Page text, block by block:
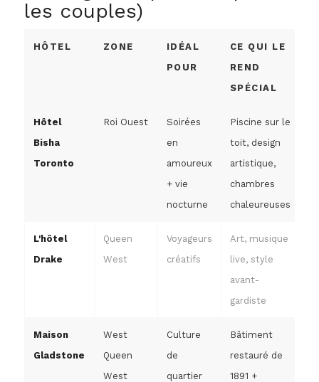
les couples)
HÔTEL ZONE
IDÉAL
POUR
CE QUI LE
REND
SPÉCIAL
Hôtel
Bisha
Toronto
Roi Ouest
Soirées
en
amoureux
+ vie
nocturne
Piscine sur le
toit, design
artistique,
chambres
chaleureuses
L'hôtel
Drake
Queen
West
Voyageurs
créatifs
Art, musique
live, style
avant-
gardiste
Maison
Gladstone
West
Queen
West
Culture
de
quartier
Bâtiment
restauré de
1891 +